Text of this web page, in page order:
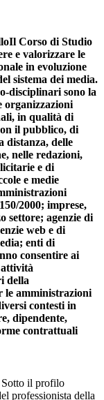
Corso di Studio
e valorizzare le
in evoluzione
sistema dei media.
disciplinari sono la
organizzazioni
in qualità di
il pubblico, di
distanza, delle
nelle redazioni,
e di
e medie
2000; imprese,
settore; agenzie di
web e di
enti di
consentire ai
della
le amministrazioni
contesti in
dipendente,
contrattuali
Sotto il profilo
professionista della